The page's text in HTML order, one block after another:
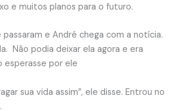
e muitos planos para o futuro.
e André chega com a notícia.
Não podia deixar ela agora e era
esperasse por ele
sua vida assim”, ele disse. Entrou no